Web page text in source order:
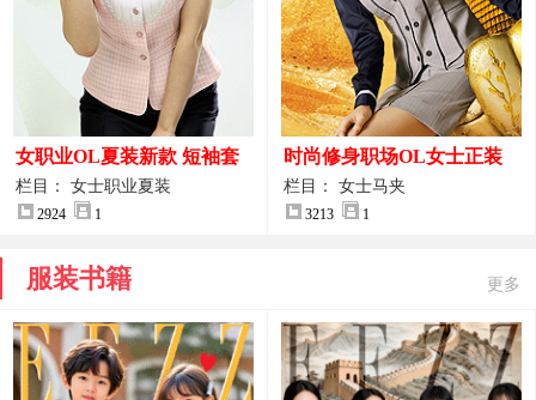
女职业OL夏装新款 短袖套
装女正装
栏目： 女士职业夏装
2924 1
时尚修身职场OL女士正装
马甲拍摄大图
栏目： 女士马夹
3213 1
服装书籍 更多